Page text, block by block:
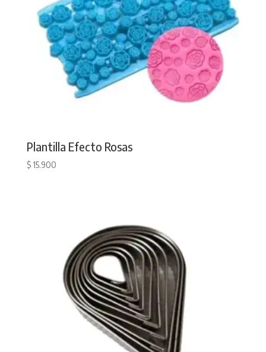
Plantilla Efecto Rosas
$15.900